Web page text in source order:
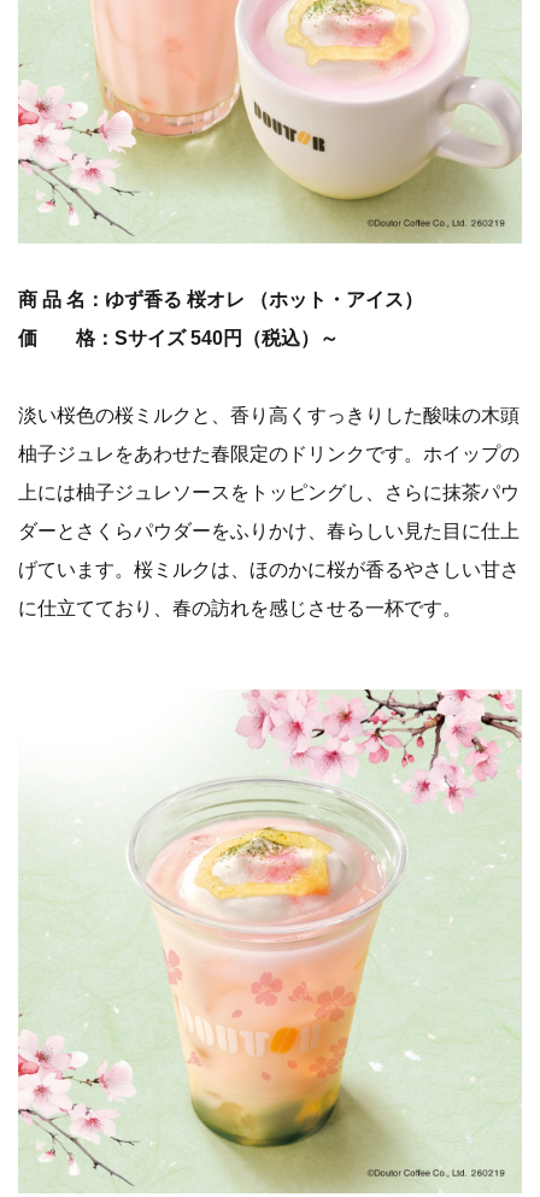
商 品 名：ゆず香る 桜オレ （ホット・アイス）
価 格：Sサイズ 540円（税込）～
淡い桜色の桜ミルクと、香り高くすっきりした酸味の木頭
柚子ジュレをあわせた春限定のドリンクです。ホイップの
上には柚子ジュレソースをトッピングし、さらに抹茶パウ
ダーとさくらパウダーをふりかけ、春らしい見た目に仕上
げています。桜ミルクは、ほのかに桜が香るやさしい甘さ
に仕立てており、春の訪れを感じさせる一杯です。